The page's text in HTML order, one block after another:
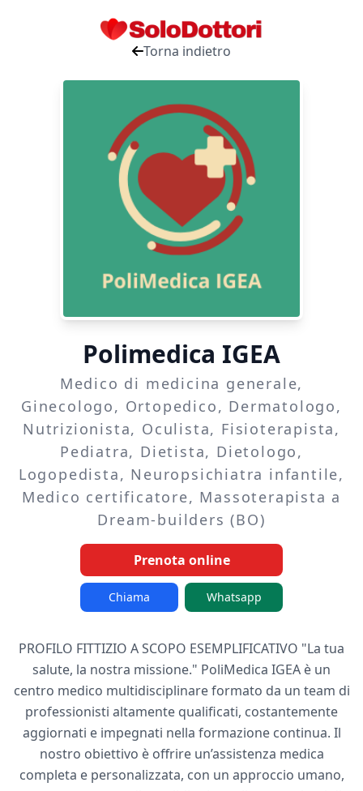
Torna indietro
Polimedica IGEA
Medico di medicina generale,
Ginecologo, Ortopedico, Dermatologo,
Nutrizionista, Oculista, Fisioterapista,
Pediatra, Dietista, Dietologo,
Logopedista, Neuropsichiatra infantile,
Medico certificatore, Massoterapista a
Dream-builders (BO)
Prenota online
Chiama Whatsapp
PROFILO FITTIZIO A SCOPO ESEMPLIFICATIVO "La tua
salute, la nostra missione." PoliMedica IGEA è un
centro medico multidisciplinare formato da un team di
professionisti altamente qualificati, costantemente
aggiornati e impegnati nella formazione continua. Il
nostro obiettivo è offrire un’assistenza medica
completa e personalizzata, con un approccio umano,